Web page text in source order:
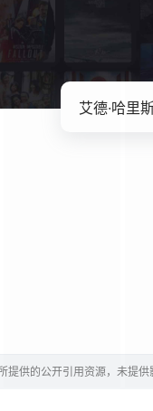
供的公开引用资源，未提供